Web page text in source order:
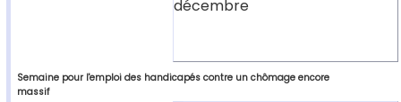
Semaine pour l'emploi des handicapés contre un chômage encore
massif